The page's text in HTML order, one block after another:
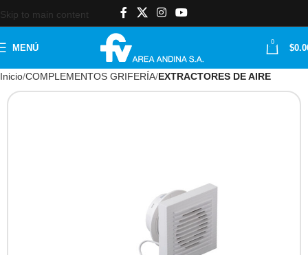
Skip to main content
MENÚ
0
$
Inicio COMPLEMENTOS GRIFERÍA EXTRACTORES DE AIRE